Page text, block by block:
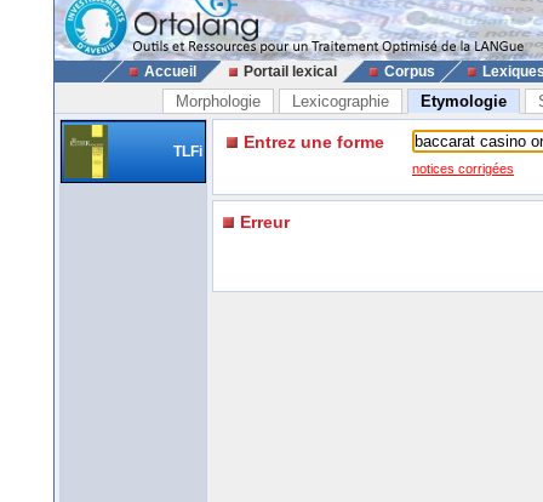
Accueil Portail lexical Corpus
Morphologie Lexicographie Etymologie
TLFi Entrez une forme
notices corrigées
Erreur